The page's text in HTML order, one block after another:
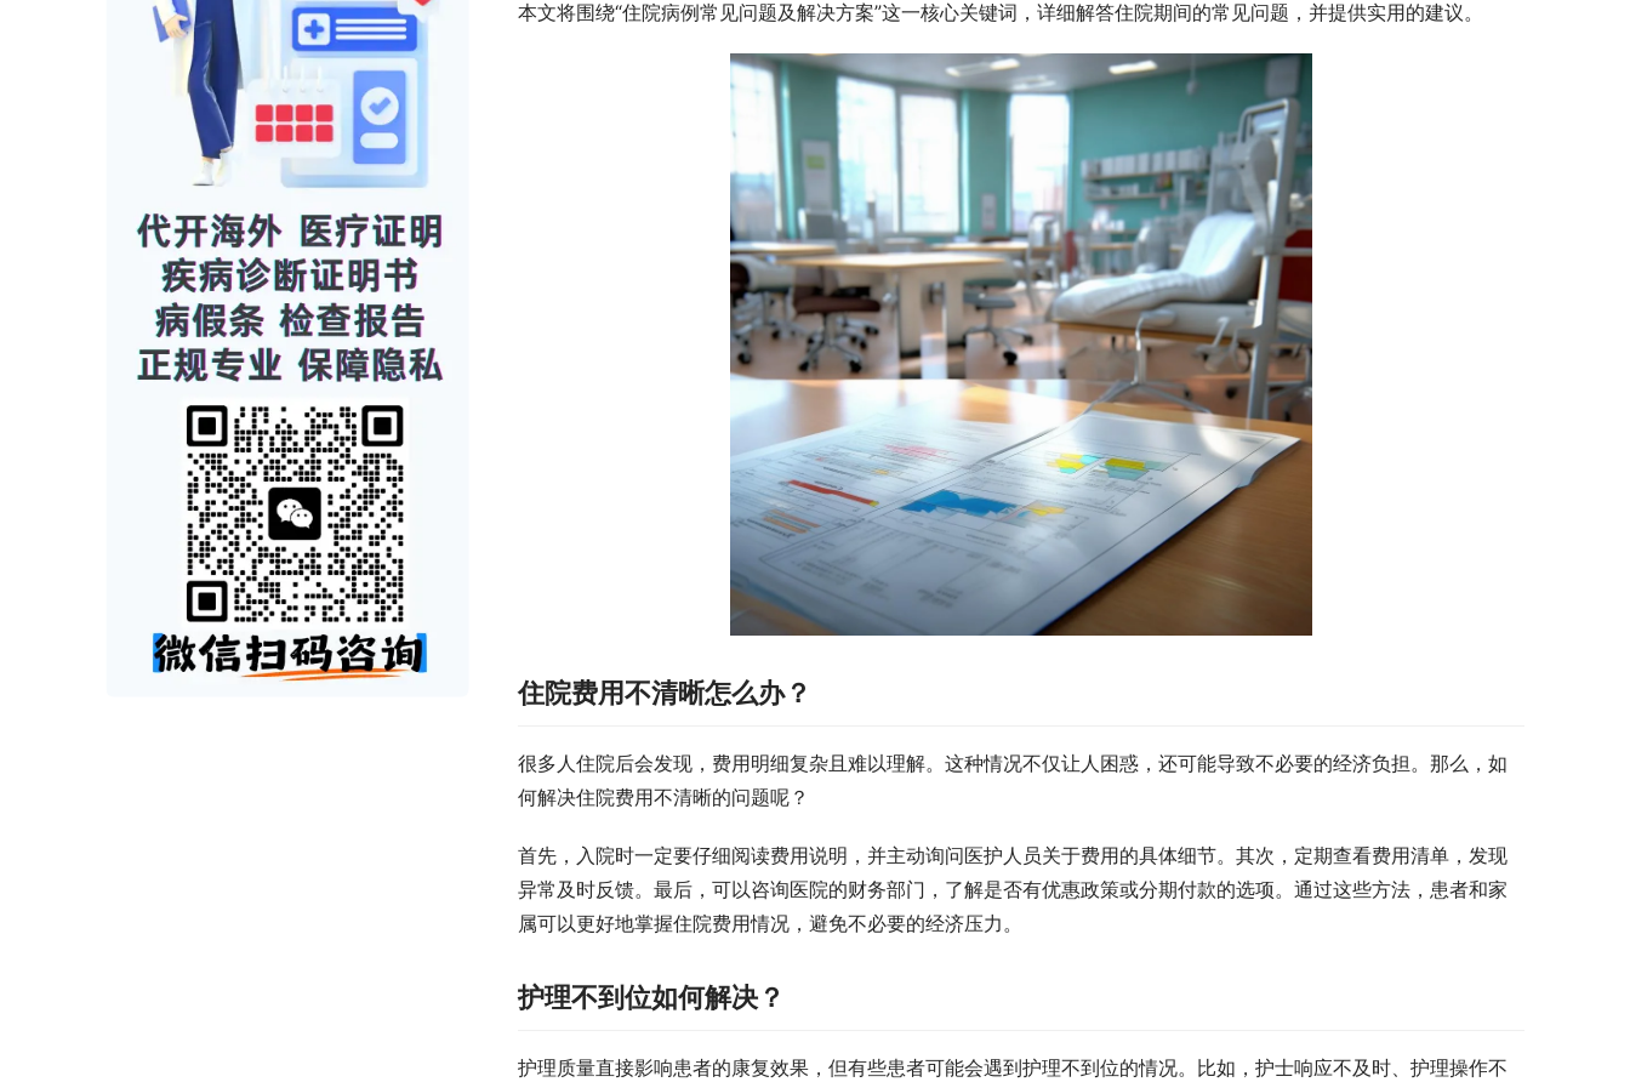
本文将围绕“住院病例常见问题及解决方案”这一核心关键词，详细解答住院期间的常见问题，并提供实用的建议。
住院费用不清晰怎么办？
很多人住院后会发现，费用明细复杂且难以理解。这种情况不仅让人困惑，还可能导致不必要的经济负担。那么，如
何解决住院费用不清晰的问题呢？
首先，入院时一定要仔细阅读费用说明，并主动询问医护人员关于费用的具体细节。其次，定期查看费用清单，发现
异常及时反馈。最后，可以咨询医院的财务部门，了解是否有优惠政策或分期付款的选项。通过这些方法，患者和家
属可以更好地掌握住院费用情况，避免不必要的经济压力。
护理不到位如何解决？
护理质量直接影响患者的康复效果，但有些患者可能会遇到护理不到位的情况。比如，护士响应不及时、护理操作不